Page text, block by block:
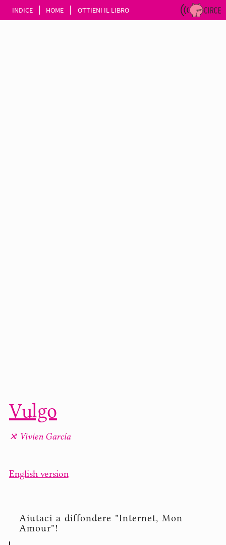
INDICE HOME OTTIENI IL LIBRO
Vulgo
⤨ Vivien García
English version
Aiutaci a diffondere "Internet, Mon
Amour"!